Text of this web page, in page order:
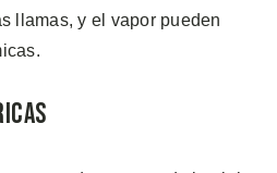
llamas, y el vapor pueden